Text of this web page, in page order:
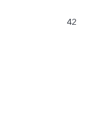
42